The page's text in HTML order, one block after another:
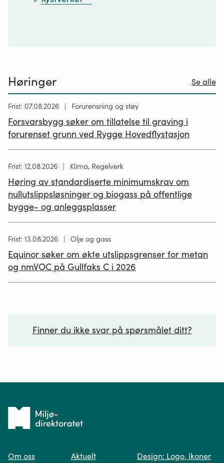
Høringer Se alle
Høring
publisert
26.06.2026
Frist: 07.08.2026 Forurensning og støy
Forsvarsbygg søker om tillatelse til graving i
forurenset grunn ved Rygge Hovedflystasjon
Høring
publisert
12.05.2026
Frist: 12.08.2026 Klima, Regelverk
Høring av standardiserte minimumskrav om
nullutslippsløsninger og biogass på offentlige
bygge- og anleggsplasser
Høring
publisert
02.07.2026
Frist: 13.08.2026 Olje og gass
Equinor søker om økte utslippsgrenser for metan
og nmVOC på Gullfaks C i 2026
Finner du ikke svar på spørsmålet ditt?
Tilbake
forsiden
Om oss Aktuelt Design: Logo, ikoner